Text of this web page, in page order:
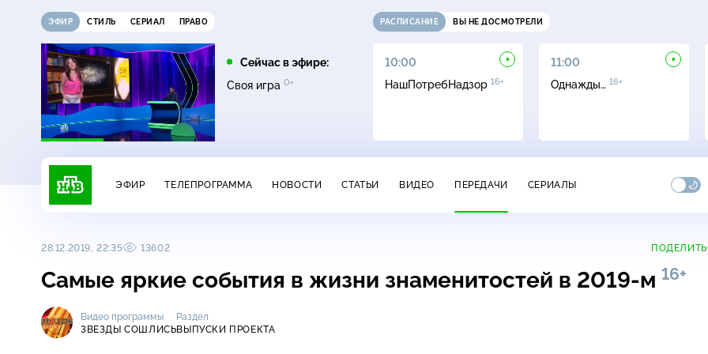
ЭФИР СТИЛЬ СЕРИАЛ ПРАВО
Сейчас в эфире:
Своя игра 0+
РАСПИСАНИЕ ВЫ НЕ ДОСМОТРЕЛИ
08:00
Чудо техники12+
09:00
Дачный ответ
10:00
НашПотребНадзор 16+
11:00
Однажды… 16+
ЭФИР ТЕЛЕПРОГРАММА НОВОСТИ СТАТЬИ ВИДЕО ПЕРЕДАЧИ СЕРИАЛЫ
28.12.2019, 22:35 13602
Самые яркие события в жизни знаменитостей в 2019-м 16+
Видео программы
ЗВЕЗДЫ СОШЛИСЬ
Раздел
ВЫПУСКИ ПРОЕКТА